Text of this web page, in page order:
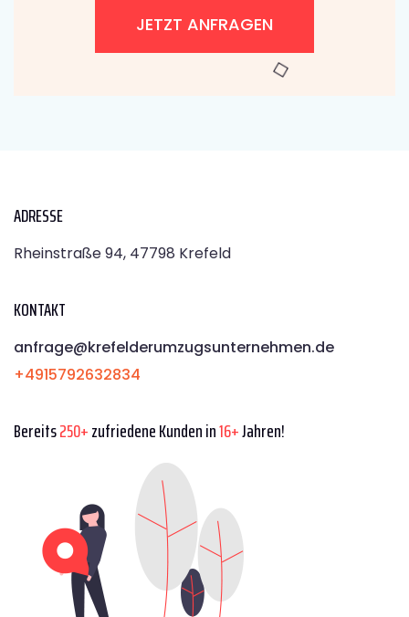
JETZT ANFRAGEN
ADRESSE
Rheinstraße 94, 47798 Krefeld
KONTAKT
anfrage@krefelderumzugsunternehmen.de
+4915792632834
Bereits250+zufriedene Kunden in16+Jahren!